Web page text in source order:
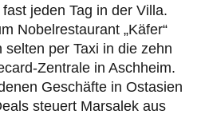
jeden Tag in der Villa.
Nobelrestaurant „Käfer“
per Taxi in die zehn
Zentrale in Aschheim.
Geschäfte in Ostasien
steuert Marsalek aus